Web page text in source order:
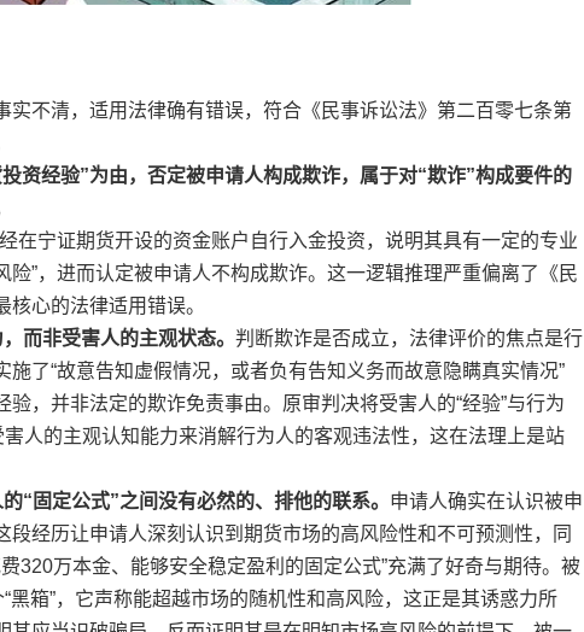
不清，适用法律确有错误，符合《民事诉讼法》第二百零七条第
资经验”为由，否定被申请人构成欺诈，属于对“欺诈”构成要件的
在宁证期货开设的资金账户自行入金投资，说明其具有一定的专业
”，进而认定被申请人不构成欺诈。这一逻辑推理严重偏离了《民
心的法律适用错误。
而非受害人的主观状态。 判断欺诈是否成立，法律评价的焦点是行
了“故意告知虚假情况，或者负有告知义务而故意隐瞒真实情况”
，并非法定的欺诈免责事由。原审判决将受害人的“经验”与行为
害人的主观认知能力来消解行为人的客观违法性，这在法理上是站
“固定公式”之间没有必然的、排他的联系。 申请人确实在认识被申
经历让申请人深刻认识到期货市场的高风险性和不可预测性，同
320万本金、能够安全稳定盈利的固定公式”充满了好奇与期待。被
黑箱”，它声称能超越市场的随机性和高风险，这正是其诱惑力所